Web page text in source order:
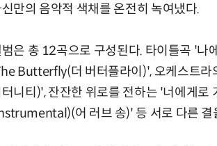
만의 음악적 색채를 온전히 녹여냈다.
은 총 12곡으로 구성된다. 타이틀곡 '나
Butterfly(더 버터플라이)', 오케스트
니티)', 잔잔한 위로를 전하는 '너에게
어 러브 송)' 등 서로 다른 결